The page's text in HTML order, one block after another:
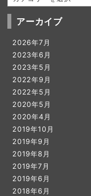
テ
ゴ
アーカイブ
2026年7月
2023年6月
2023年5月
2022年9月
2022年5月
2020年5月
2020年4月
2019年10月
2019年9月
2019年8月
2019年7月
2019年6月
2018年6月